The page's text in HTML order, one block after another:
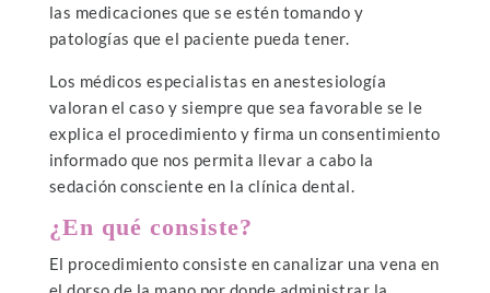
las medicaciones que se estén tomando y
patologías que el paciente pueda tener.
Los médicos especialistas en anestesiología
valoran el caso y siempre que sea favorable se le
explica el procedimiento y firma un consentimiento
informado que nos permita llevar a cabo la
sedación consciente en la clínica dental.
¿En qué consiste?
El procedimiento consiste en canalizar una vena en